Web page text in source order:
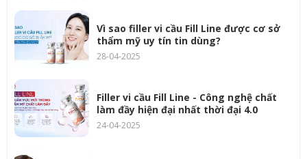
Vì sao filler vi cầu Fill Line được cơ sở
thẩm mỹ uy tín tin dùng?
28-04-2025
Filler vi cầu Fill Line - Công nghệ chất
làm đầy hiện đại nhất thời đại 4.0
24-04-2025